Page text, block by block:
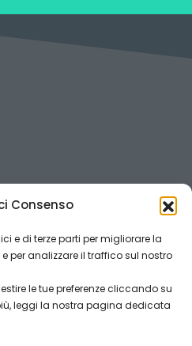
Consenso
e di terze parti per migliorare la
per analizzare il traffico sul nostro
le tue preferenze cliccando su
leggi la nostra pagina dedicata